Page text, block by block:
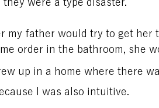
my father would try to get
order in the bathroom, she
up in a home where there
I was also intuitive.